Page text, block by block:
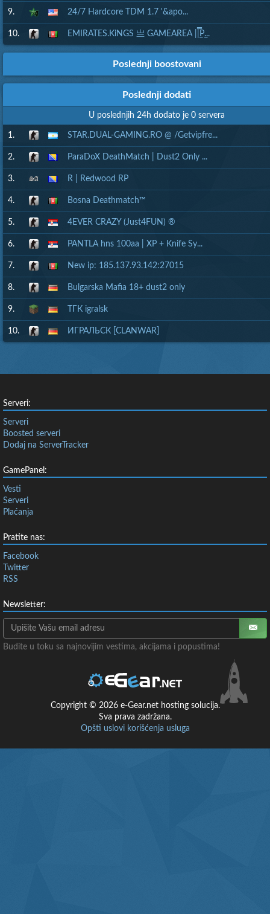
9. 24/7 Hardcore TDM 1.7 '&apo...
10. EMIRATES.KiNGS 亗 GAMEAREA ||͇̿P͇...
Poslednji boostovani
Poslednji dodati
U poslednjih 24h dodato je 0 servera
1. STAR.DUAL-GAMING.RO @ /Getvipfre...
2. ParaDoX DeathMatch | Dust2 Only ...
3. R | Redwood RP
4. Bosna Deathmatch™
5. 4EVER CRAZY (Just4FUN) ®
6. PANTLA hns 100aa | XP + Knife Sy...
7. New ip: 185.137.93.142:27015
8. Bulgarska Mafia 18+ dust2 only
9. ТГК igralsk
10. ИГРАЛЬСК [CLANWAR]
Serveri:
Serveri
Boosted serveri
Dodaj na ServerTracker
GamePanel:
Vesti
Serveri
Plaćanja
Pratite nas:
Facebook
Twitter
RSS
Newsletter:
Budite u toku sa najnovijim vestima, akcijama i popustima!
Copyright © 2026 e-Gear.net hosting solucija.
Sva prava zadržana.
Opšti uslovi korišćenja usluga